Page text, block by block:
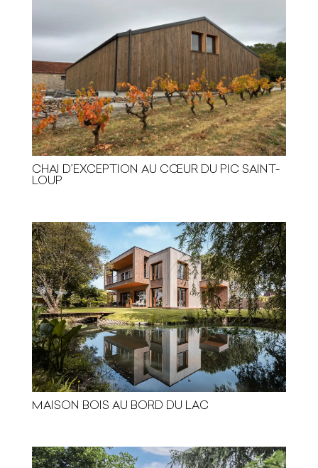
CHAI D’EXCEPTION AU CŒUR DU PIC SAINT-
LOUP
MAISON BOIS AU BORD DU LAC